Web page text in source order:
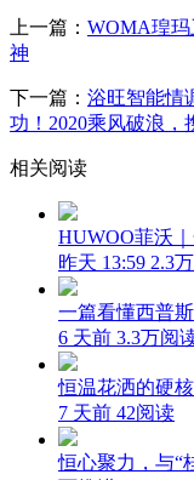
上一篇： WOMA瑝
神
下一篇： 浴旺智能情
功！2020乘风破浪，
相关阅读
HUWOO菲沃
昨天 13:59 2.3
一篇看懂西普
6 天前 3.3万阅
恒温花洒的硬
7 天前 42阅读
恒心聚力，与“